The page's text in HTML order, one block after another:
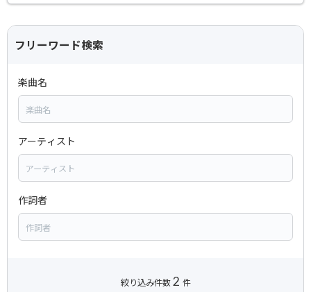
フリーワード検索
楽曲名
アーティスト
作詞者
絞り込み件数 2 件